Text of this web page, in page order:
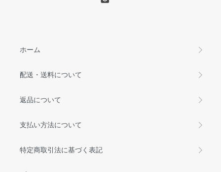
ホーム
配送・送料について
返品について
支払い方法について
特定商取引法に基づく表記